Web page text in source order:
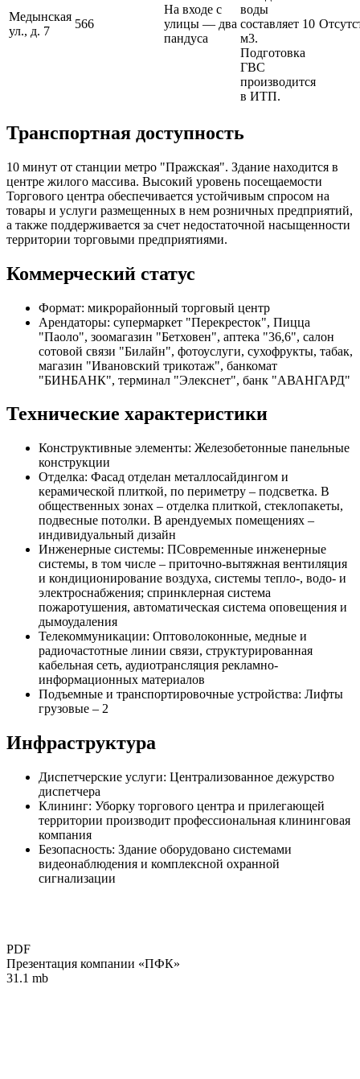
Медынская
ул., д. 7
566
На входе с
улицы — два
пандуса
воды
составляет 10
м3.
Подготовка
ГВС
производится
в ИТП.
Транспортная доступность
10 минут от станции метро "Пражская". Здание находится в
центре жилого массива. Высокий уровень посещаемости
Торгового центра обеспечивается устойчивым спросом на
товары и услуги размещенных в нем розничных предприятий,
а также поддерживается за счет недостаточной насыщенности
территории торговыми предприятиями.
Коммерческий статус
Формат: микрорайонный торговый центр
Арендаторы: супермаркет "Перекресток", Пицца
"Паоло", зоомагазин "Бетховен", аптека "36,6", салон
сотовой связи "Билайн", фотоуслуги, сухофрукты, табак,
магазин "Ивановский трикотаж", банкомат
"БИНБАНК", терминал "Элекснет", банк "АВАНГАРД"
Технические характеристики
Конструктивные элементы: Железобетонные панельные
конструкции
Отделка: Фасад отделан металлосайдингом и
керамической плиткой, по периметру – подсветка. В
общественных зонах – отделка плиткой, стеклопакеты,
подвесные потолки. В арендуемых помещениях –
индивидуальный дизайн
Инженерные системы: ПСовременные инженерные
системы, в том числе – приточно-вытяжная вентиляция
и кондиционирование воздуха, системы тепло-, водо- и
электроснабжения; спринклерная система
пожаротушения, автоматическая система оповещения и
дымоудаления
Телекоммуникации: Оптоволоконные, медные и
радиочастотные линии связи, структурированная
кабельная сеть, аудиотрансляция рекламно-
информационных материалов
Подъемные и транспортировочные устройства: Лифты
грузовые – 2
Инфраструктура
Диспетчерские услуги: Централизованное дежурство
диспетчера
Клининг: Уборку торгового центра и прилегающей
территории производит профессиональная клининговая
компания
Безопасность: Здание оборудовано системами
видеонаблюдения и комплексной охранной
сигнализации
PDF
Презентация компании «ПФК»
31.1 mb